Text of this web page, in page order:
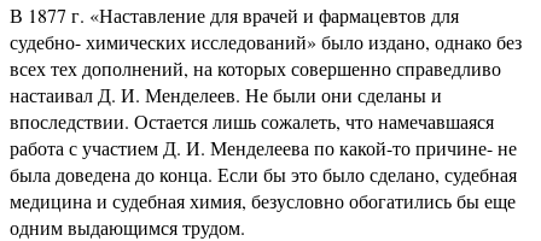
В 1877 г. «Наставление для врачей и фармацевтов для
судебно- химических исследований» было издано, однако без
всех тех дополнений, на которых совершенно справедливо
настаивал Д. И. Менделеев. Не были они сделаны и
впоследствии. Остается лишь сожалеть, что намечавшаяся
работа с участием Д. И. Менделеева по какой-то причине- не
была доведена до конца. Если бы это было сделано, судебная
медицина и судебная химия, безусловно обогатились бы еще
одним выдающимся трудом.